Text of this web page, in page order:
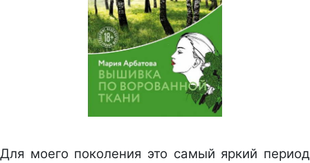
Для моего поколения это самый яркий период